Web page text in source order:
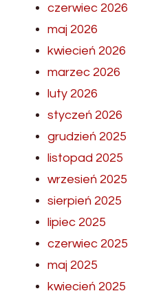
czerwiec 2026
maj 2026
kwiecień 2026
marzec 2026
luty 2026
styczeń 2026
grudzień 2025
listopad 2025
wrzesień 2025
sierpień 2025
lipiec 2025
czerwiec 2025
maj 2025
kwiecień 2025